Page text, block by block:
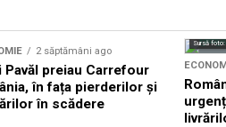
2 săptămâni ago
Pavăl preiau Carrefour
în fața pierderilor și
în scădere
Sursă